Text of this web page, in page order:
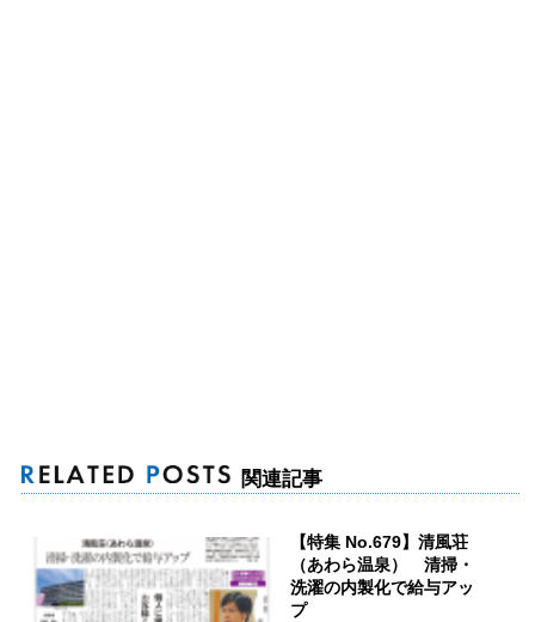
関連記事
【特集 No.679】清風荘
（あわら温泉） 清掃・
洗濯の内製化で給与アッ
プ